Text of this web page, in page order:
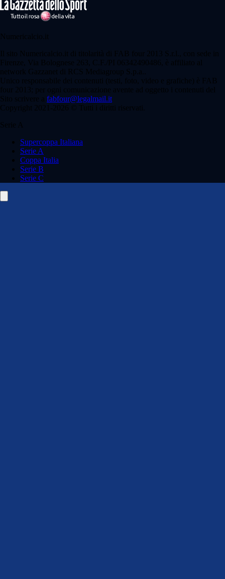
Numericalcio.it
Il sito Numericalcio.it di titolarità di FAB four 2013 S.r.l., con sede in
Firenze, Via Bolognese 263, C.F./PI 06342490486, è affiliato al
network Gazzanet di RCS Mediagroup S.p.a..
Unico responsabile dei contenuti (testi, foto, video e grafiche) è FAB
four 2013; per ogni comunicazione avente ad oggetto i contenuti del
Sito scrivere a fabfour@legalmail.it
Copyright 2021-2026 © Tutti i diritti riservati.
Serie A
Supercoppa Italiana
Serie A
Coppa Italia
Serie B
Serie C